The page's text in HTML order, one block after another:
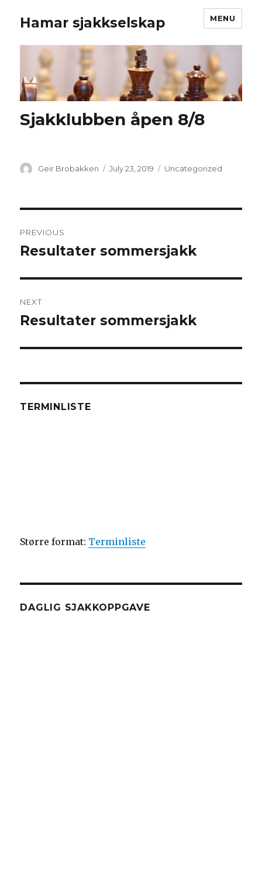
Hamar sjakkselskap MENU
Sjakklubben åpen 8/8
Author
Geir Brobakken
Posted
July 23, 2019 Categories
Uncategorized
navigation
PREVIOUS
Previous
Resultater sommersjakk
NEXT
Next
Resultater sommersjakk
TERMINLISTE
Større format: Terminliste
DAGLIG SJAKKOPPGAVE